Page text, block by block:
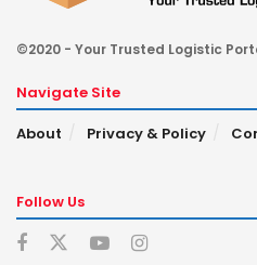
©2020 - Your Trusted Logistic
Navigate Site
About
Privacy & Policy
Follow Us